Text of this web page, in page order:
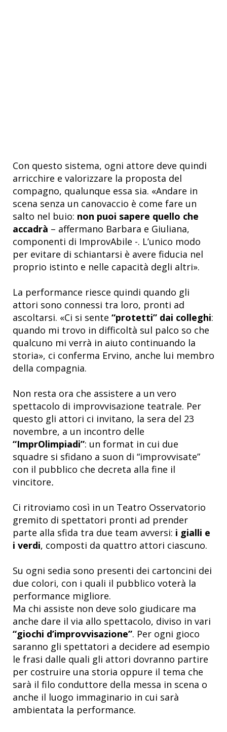
Con questo sistema, ogni attore deve quindi
arricchire e valorizzare la proposta del
compagno, qualunque essa sia. «Andare in
scena senza un canovaccio è come fare un
salto nel buio: non puoi sapere quello che
accadrà – affermano Barbara e Giuliana,
componenti di ImprovAbile -. L’unico modo
per evitare di schiantarsi è avere fiducia nel
proprio istinto e nelle capacità degli altri».
La performance riesce quindi quando gli
attori sono connessi tra loro, pronti ad
ascoltarsi. «Ci si sente “protetti” dai colleghi:
quando mi trovo in difficoltà sul palco so che
qualcuno mi verrà in aiuto continuando la
storia», ci conferma Ervino, anche lui membro
della compagnia.
Non resta ora che assistere a un vero
spettacolo di improvvisazione teatrale. Per
questo gli attori ci invitano, la sera del 23
novembre, a un incontro delle
“ImprOlimpiadi”: un format in cui due
squadre si sfidano a suon di “improvvisate”
con il pubblico che decreta alla fine il
vincitore.
Ci ritroviamo così in un Teatro Osservatorio
gremito di spettatori pronti ad prender
parte alla sfida tra due team avversi: i gialli e
i verdi, composti da quattro attori ciascuno.
Su ogni sedia sono presenti dei cartoncini dei
due colori, con i quali il pubblico voterà la
performance migliore.
Ma chi assiste non deve solo giudicare ma
anche dare il via allo spettacolo, diviso in vari
“giochi d’improvvisazione”. Per ogni gioco
saranno gli spettatori a decidere ad esempio
le frasi dalle quali gli attori dovranno partire
per costruire una storia oppure il tema che
sarà il filo conduttore della messa in scena o
anche il luogo immaginario in cui sarà
ambientata la performance.